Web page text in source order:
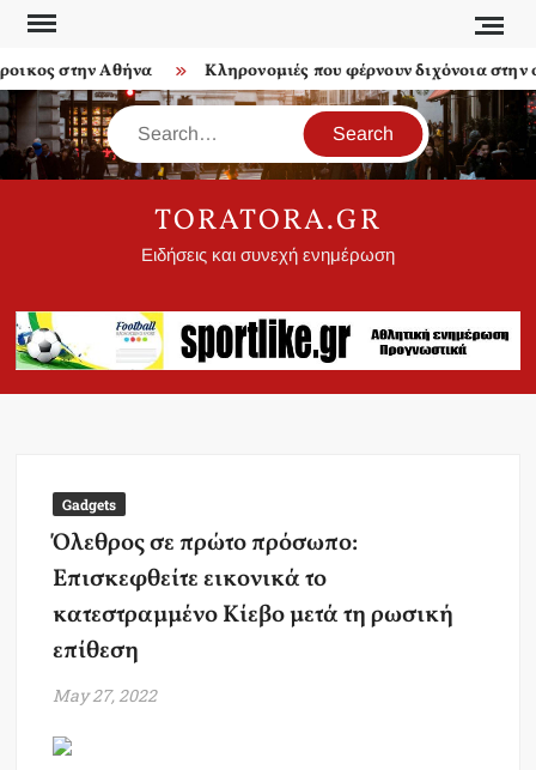
Skip
contentστην Αθήνα Κληρονομιές που φέρνουν διχόνοια στην
Search
TORATORA.GR
Ειδήσεις και συνεχή ενημέρωση
Gadgets
Όλεθρος σε πρώτο πρόσωπο:
Επισκεφθείτε εικονικά το
κατεστραμμένο Κίεβο μετά τη ρωσική
επίθεση
May 27, 2022